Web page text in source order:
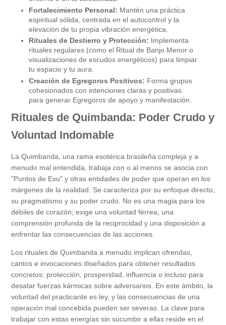
Fortalecimiento Personal: Mantén una práctica
espiritual sólida, centrada en el autocontrol y la
elevación de tu propia vibración energética.
Rituales de Destierro y Protección: Implementa
rituales regulares (como el Ritual de Banjo Menor o
visualizaciones de escudos energéticos) para limpiar
tu espacio y tu aura.
Creación de Egregoros Positivos: Forma grupos
cohesionados con intenciones claras y positivas
para generar Egregoros de apoyo y manifestación.
Rituales de Quimbanda: Poder Crudo y
Voluntad Indomable
La Quimbanda, una rama esotérica brasileña compleja y a
menudo mal entendida, trabaja con o al menos se asocia con
"Puntos de Exu" y otras entidades de poder que operan en los
márgenes de la realidad. Se caracteriza por su enfoque directo,
su pragmatismo y su poder crudo. No es una magia para los
débiles de corazón; exige una voluntad férrea, una
comprensión profunda de la reciprocidad y una disposición a
enfrentar las consecuencias de las acciones.
Los rituales de Quimbanda a menudo implican ofrendas,
cantos e invocaciones diseñados para obtener resultados
concretos: protección, prosperidad, influencia o incluso para
desatar fuerzas kármicas sobre adversarios. En este ámbito, la
voluntad del practicante es ley, y las consecuencias de una
operación mal concebida pueden ser severas. La clave para
trabajar con estas energías sin sucumbir a ellas reside en el